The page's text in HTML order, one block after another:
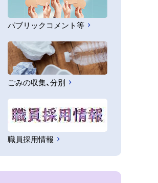
パブリックコメント等
ごみの収集、分別
職員採用情報